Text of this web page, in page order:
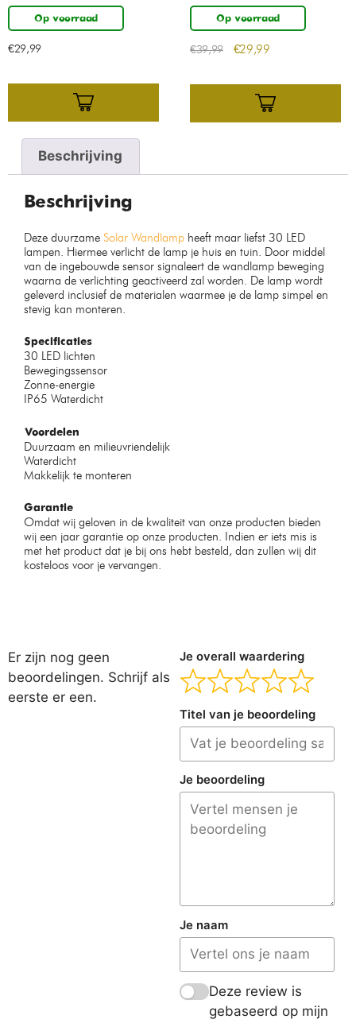
Op voorraad
€29,99
Op voorraad
€39,99 €29,99
Beschrijving
Beschrijving
Deze duurzame Solar Wandlamp heeft maar liefst 30 LED
lampen. Hiermee verlicht de lamp je huis en tuin. Door middel
van de ingebouwde sensor signaleert de wandlamp beweging
waarna de verlichting geactiveerd zal worden. De lamp wordt
geleverd inclusief de materialen waarmee je de lamp simpel en
stevig kan monteren.
Specificaties
30 LED lichten
Bewegingssensor
Zonne-energie
IP65 Waterdicht
Voordelen
Duurzaam en milieuvriendelijk
Waterdicht
Makkelijk te monteren
Garantie
Omdat wij geloven in de kwaliteit van onze producten bieden
wij een jaar garantie op onze producten. Indien er iets mis is
met het product dat je bij ons hebt besteld, dan zullen wij dit
kosteloos voor je vervangen.
Er zijn nog geen
beoordelingen. Schrijf als
eerste er een.
Je overall waardering
Titel van je beoordeling
Je beoordeling
Je naam
Deze review is
gebaseerd op mijn